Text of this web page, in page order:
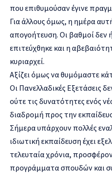
που επιθυμούσαν έγινε
Για άλλους όμως, η ημέρα
απογοήτευση. Οι βαθμοί δεν
επιτεύχθηκε και η
κυριαρχεί.
Αξίζει όμως να θυμόμαστε
Οι Πανελλαδικές Εξετάσεις
ούτε τις δυνατότητες ενός
διαδρομή προς την
Σήμερα υπάρχουν πολλές
ιδιωτική εκπαίδευση έχει
τελευταία χρόνια,
προγράμματα σπουδών και